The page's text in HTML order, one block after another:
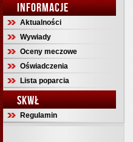
INFORMACJE
Aktualności
Wywiady
Oceny meczowe
Oświadczenia
Lista poparcia
SKWŁ
Regulamin